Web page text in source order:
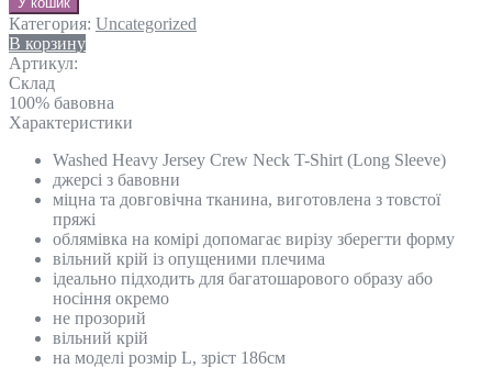
Категория: Uncategorized
В корзину
Артикул:
Склад
100% бавовна
Характеристики
Washed Heavy Jersey Crew Neck T-Shirt (Long Sleeve)
джерсі з бавовни
міцна та довговічна тканина, виготовлена з товстої
пряжі
облямівка на комірі допомагає вирізу зберегти форму
вільний крій із опущеними плечима
ідеально підходить для багатошарового образу або
носіння окремо
не прозорий
вільний крій
на моделі розмір L, зріст 186см